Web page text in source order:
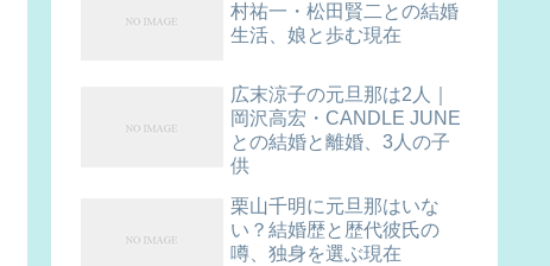
村祐一・松田賢二との結婚
生活、娘と歩む現在
広末涼子の元旦那は2人｜
岡沢高宏・CANDLE JUNE
との結婚と離婚、3人の子
供
栗山千明に元旦那はいな
い？結婚歴と歴代彼氏の
噂、独身を選ぶ現在